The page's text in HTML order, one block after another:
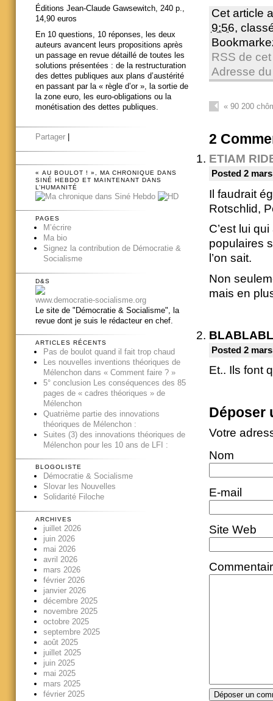
Cet article
9:56,
RSS de
Adresse
«90 200
2
ETIAM
Posted 2
Il faudrait
Rotschlid,
C’est lui
populaires
l’on sait.
Non
mais en
Posted 2
Et.. Ils font
Déposer
Votre
Nom
E-mail
Site Web
Éditions Jean-Claude Gawsewitch, 240 p.,
14,90 euros
En 10 questions, 10 réponses, les deux
auteurs avancent leurs propositions après
un passage en revue détaillé de toutes les
solutions présentées : de la restructuration
des dettes publiques aux plans d’austérité
en passant par la « règle d’or », la sortie de
la zone euro, les euro-obligations ou la
monétisation des dettes publiques.
Partager
« AU BOULOT ! », MA CHRONIQUE DANS
SINÉ HEBDO ET MAINTENANT DANS
L’HUMANITÉ
PAGES
M’écrire
Ma bio
Signez la contribution de Démocratie &
Socialisme
D&S
www.democratie-socialisme.org
Le site de "Démocratie & Socialisme", la
revue dont je suis le rédacteur en chef.
ARTICLES RÉCENTS
Pas de boulot quand il fait trop chaud
Les nouvelles inventions théoriques de
Mélenchon dans « Comment faire ? »
5° conclusion Les conséquences des 85
pages de « cadres théoriques » de
Mélenchon
Quatrième partie des innovations
théoriques de Mélenchon :
Suites (3) des innovations théoriques de
Mélenchon pour les 10 ans de LFI :
BLOGOLISTE
Démocratie & Socialisme
Slovar les Nouvelles
Solidarité Filoche
ARCHIVES
juillet 2026
juin 2026
mai 2026
avril 2026
mars 2026
février 2026
janvier 2026
décembre 2025
novembre 2025
octobre 2025
septembre 2025
août 2025
juillet 2025
juin 2025
mai 2025
mars 2025
février 2025